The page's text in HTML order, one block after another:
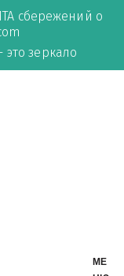
сбережений о
зеркало